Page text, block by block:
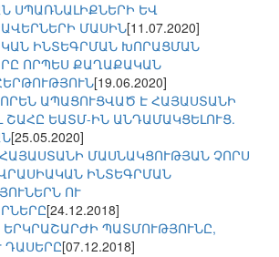
ՍՊԱՌՆԱԼԻՔՆԵՐԻ ԵՎ
ՄԱՍԻՆ[11.07.2020]
ԻՆՏԵԳՐՄԱՆ ԽՈՐԱՑՄԱՆ
ՈՐՊԵՍ ՔԱՂԱՔԱԿԱՆ
[19.06.2020]
ԱՊԱՑՈՒՑՎԱԾ Է ՀԱՅԱՍՏԱՆԻ
ՇԱՀԸ ԵԱՏՄ-ԻՆ ԱՆԴԱՄԱԿՑԵԼՈՒՑ.
[25.05.2020]
ՄԱՍՆԱԿՑՈՒԹՅԱՆ ՉՈՐՍ
ԻՆՏԵԳՐՄԱՆ
ՈՒ
[24.12.2018]
ՊԱՏՄՈՒԹՅՈՒՆԸ,
ԴԱՍԵՐԸ[07.12.2018]